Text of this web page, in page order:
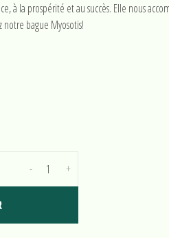
à la prospérité et au succès. Elle nous
bague Myosotis!
+
-